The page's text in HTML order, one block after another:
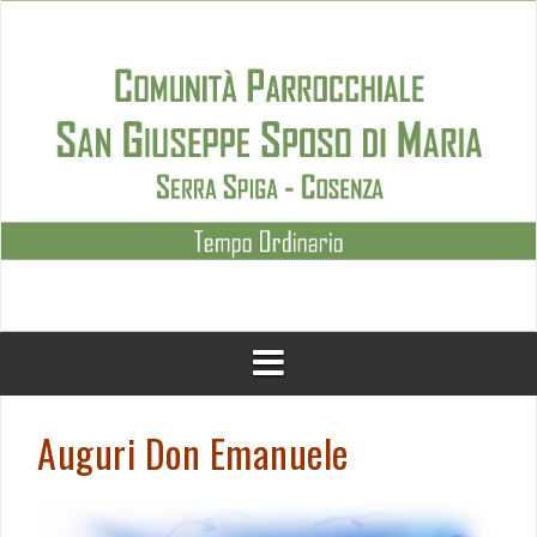
Auguri Don Emanuele